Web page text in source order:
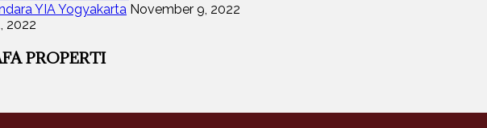
YIA Yogyakarta November 9, 2022
2022
PROPERTI